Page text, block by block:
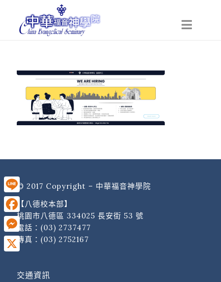
© 2017 Copyright – 中華福音神學院
【八德校本部】
桃園市八德區 334025 長安街 53 號
電話： (03) 2737477
傳真：(03) 2752167
交通資訊
Line
Facebook
Messenger